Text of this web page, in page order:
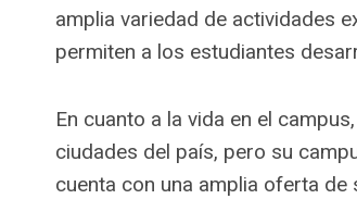
amplia variedad de actividades
permiten a los estudiantes
En cuanto a la vida en el
ciudades del país, pero su
cuenta con una amplia oferta